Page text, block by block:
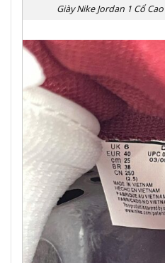
Giày Nike Jordan 1 Cổ